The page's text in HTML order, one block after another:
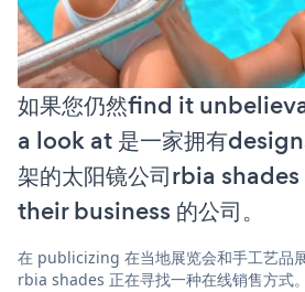
如果您仍然find it
a look at 是一家拥有
架的太阳镜公司rbia
their business 的公司。
在 publicizing 在当地展览会和手工艺品
rbia shades 正在寻找一种在线销售方式